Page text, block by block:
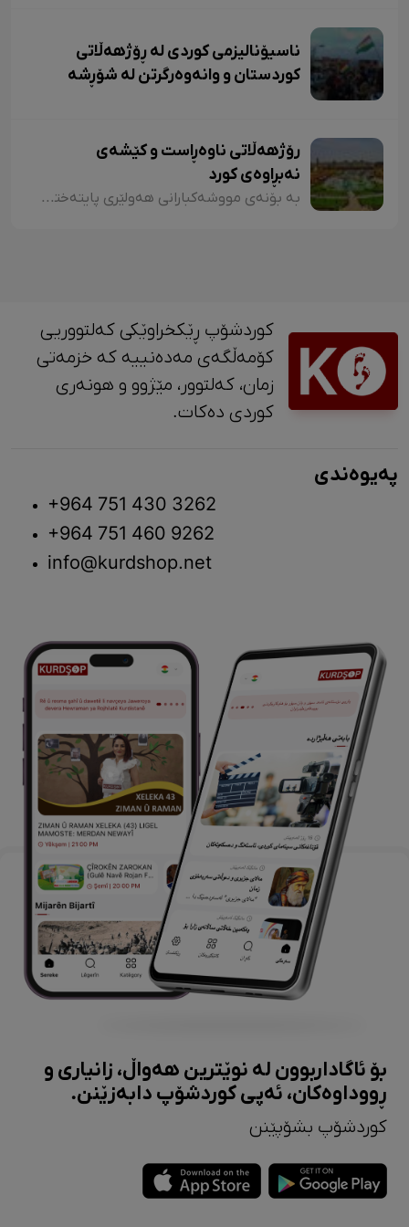
ناسیۆنالیزمی کوردی لە ڕۆژهەڵاتی
کوردستان و وانەوەرگرتن لە شۆڕشە
رۆژهەڵاتی ناوەڕاست و کێشەی
نەبڕاوەی کورد
بە بۆنەی مووشەکبارانی هەولێری پایتەختی کوردستانەوە
کوردشۆپ ڕێکخراوێکی کەلتووریی
کۆمەڵگەی مەدەنییە کە خزمەتی
زمان، کەلتوور، مێژوو و ‎هونەری
کوردی دەکات.
پەیوەندی
+964 751 430 3262
+964 751 460 9262
info@kurdshop.net
بۆ ئاگاداربوون لە نوێترین هەواڵ، زانیاری و
ڕووداوەکان، ئەپی کوردشۆپ دابەزێنن.
کوردشۆپ بشۆپێنن